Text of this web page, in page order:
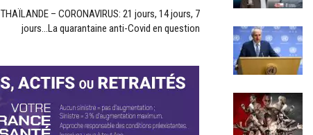
THAÏLANDE – CORONAVIRUS: 21 jours, 14 jours, 7
jours…La quarantaine anti-Covid en question